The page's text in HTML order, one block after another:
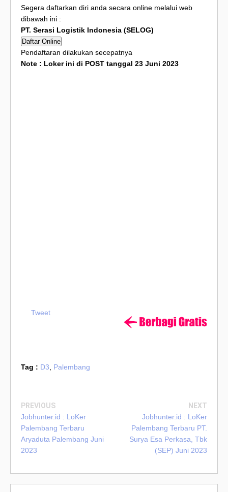
Segera daftarkan diri anda secara online melalui web
dibawah ini :
PT. Serasi Logistik Indonesia (SELOG)
Daftar Online
Pendaftaran dilakukan secepatnya
Note : Loker ini di POST tanggal 23 Juni 2023
Tweet
Tag : D3, Palembang
PREVIOUS
Jobhunter.id : LoKer
Palembang Terbaru
Aryaduta Palembang Juni
2023
NEXT
Jobhunter.id : LoKer
Palembang Terbaru PT.
Surya Esa Perkasa, Tbk
(SEP) Juni 2023